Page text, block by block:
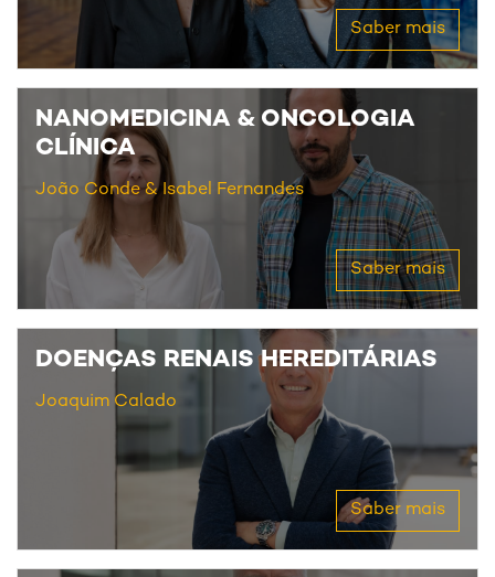
Saber mais
NANOMEDICINA & ONCOLOGIA
CLÍNICA
João Conde Isabel Fernandes
Saber mais
DOENÇAS RENAIS HEREDITÁRIAS
Joaquim Calado
Saber mais